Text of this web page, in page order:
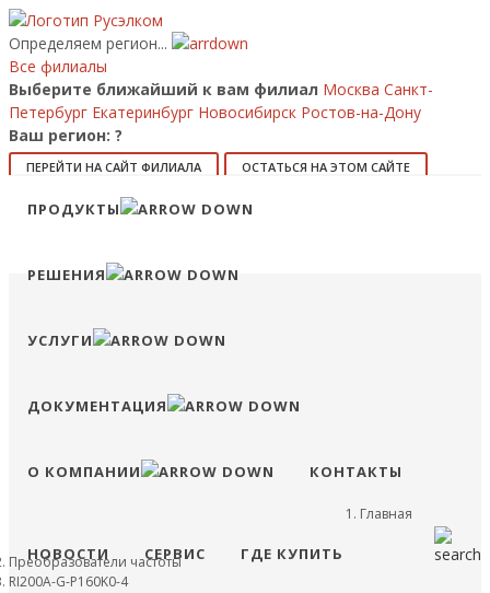
Определяем регион...
Все филиалы
Выберите ближайший к вам филиал Москва Санкт-
Петербург Екатеринбург Новосибирск Ростов-на-Дону
Ваш регион: ?
ПЕРЕЙТИ НА САЙТ ФИЛИАЛА ОСТАТЬСЯ НА ЭТОМ САЙТЕ
Позвонить
Сравнение
ПРОДУКТЫ
РЕШЕНИЯ
УСЛУГИ
ДОКУМЕНТАЦИЯ
О КОМПАНИИ КОНТАКТЫ
НОВОСТИ СЕРВИС ГДЕ КУПИТЬ
Главная
Преобразователи частоты
RI200A-G-P160K0-4